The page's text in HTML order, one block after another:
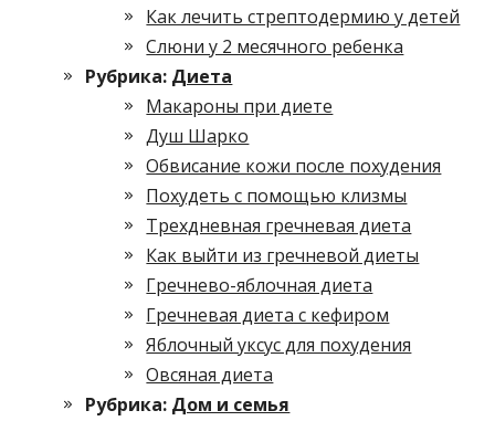
Как лечить стрептодермию у детей
Слюни у 2 месячного ребенка
Рубрика: Диета
Макароны при диете
Душ Шарко
Обвисание кожи после похудения
Похудеть с помощью клизмы
Трехдневная гречневая диета
Как выйти из гречневой диеты
Гречнево-яблочная диета
Гречневая диета с кефиром
Яблочный уксус для похудения
Овсяная диета
Рубрика: Дом и семья